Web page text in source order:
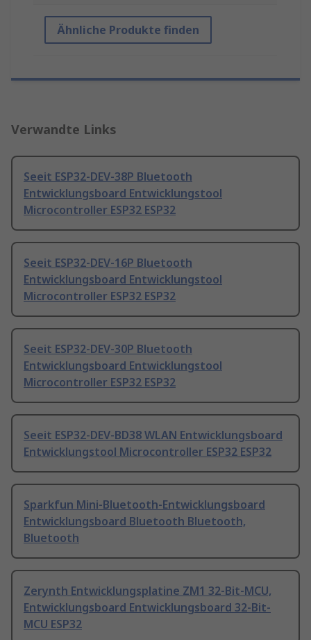
Ähnliche Produkte finden
Verwandte Links
Seeit ESP32-DEV-38P Bluetooth
Entwicklungsboard Entwicklungstool
Microcontroller ESP32 ESP32
Seeit ESP32-DEV-16P Bluetooth
Entwicklungsboard Entwicklungstool
Microcontroller ESP32 ESP32
Seeit ESP32-DEV-30P Bluetooth
Entwicklungsboard Entwicklungstool
Microcontroller ESP32 ESP32
Seeit ESP32-DEV-BD38 WLAN Entwicklungsboard
Entwicklungstool Microcontroller ESP32 ESP32
Sparkfun Mini-Bluetooth-Entwicklungsboard
Entwicklungsboard Bluetooth Bluetooth,
Bluetooth
Zerynth Entwicklungsplatine ZM1 32-Bit-MCU,
Entwicklungsboard Entwicklungsboard 32-Bit-
MCU ESP32